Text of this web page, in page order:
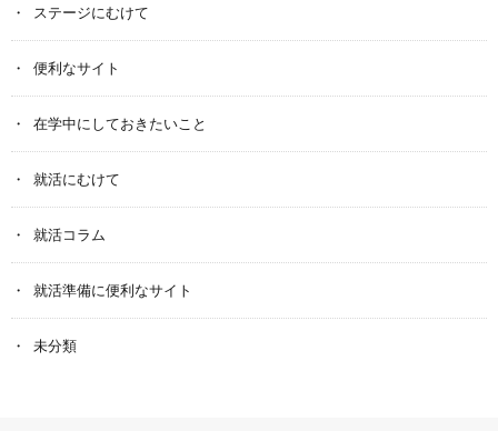
ステージにむけて
便利なサイト
在学中にしておきたいこと
就活にむけて
就活コラム
就活準備に便利なサイト
未分類